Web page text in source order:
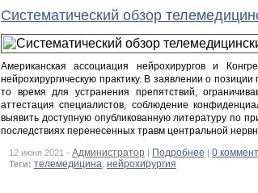
Систематический обзор
Американская ассоциация нейрохирургов и
нейрохирургическую практику. В заявлении о
то время для устранения препятствий,
аттестация специалистов, соблюдение
выявить доступную опубликованную литературу по
последствиях перенесенных травм центральной
12 июня 2021 - Администратор | Подробнее | 0
Теги: телемедицина нейрохирургия